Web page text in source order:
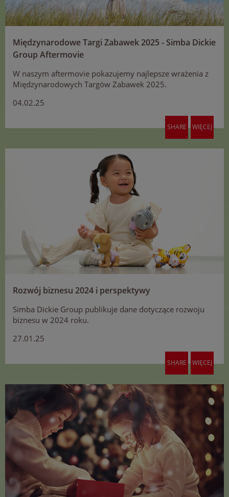
Międzynarodowe Targi Zabawek 2025 - Simba Dickie
Group Aftermovie
W naszym aftermovie pokazujemy najlepsze wrażenia z
Międzynarodowych Targów Zabawek 2025.
04.02.25
SHARE WIĘCEJ
Rozwój biznesu 2024 i perspektywy
Simba Dickie Group publikuje dane dotyczące rozwoju
biznesu w 2024 roku.
27.01.25
SHARE WIĘCEJ